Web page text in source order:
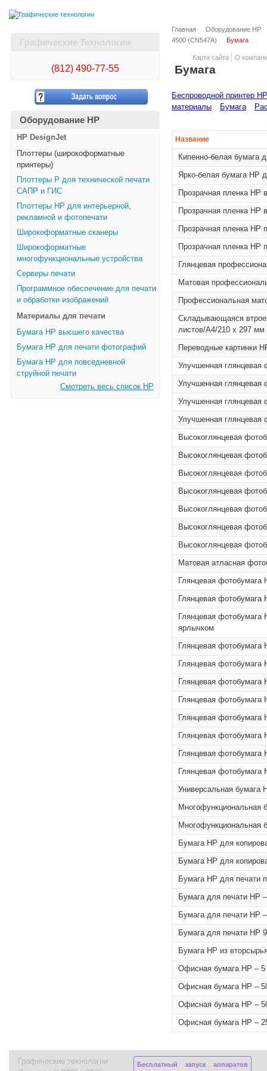
Карта сайта О
Графические Технологии
(812) 490-77-55
Оборудование HP
HP DesignJet
Плоттеры (широкоформатные
принтеры)
Плоттеры Р для технической печати
САПР и ГИС
Плоттеры НР для интерьерной,
рекламной и фотопечати
Широкоформатные сканеры
Широкоформатные
многофункциональные устройства
Серверы печати
Программное обеспечение для печати
и обработки изображений
Материалы для печати
Бумага HP высшего качества
Бумага HP для печати фотографий
Бумага HP для повседневной
струйной печати
Смотреть весь список HP
Главная
Оборудование HP
4500 (CN547A)
Бумага
Бумага
Беспроводной принтер
материалы
Бумага
Название
Кипенно-белая бумага
Ярко-белая бумага HP
Прозрачная пленка
Прозрачная пленка
Прозрачная пленка
Прозрачная пленка
Глянцевая
Матовая
Профессиональная
Складывающаяся втрое
листов/A4/210 x 297 мм
Переводные картинки
Улучшенная глянцевая
Улучшенная глянцевая
Улучшенная глянцевая
Улучшенная глянцевая
Высокоглянцевая
Высокоглянцевая
Высокоглянцевая
Высокоглянцевая
Высокоглянцевая
Высокоглянцевая
Высокоглянцевая
Матовая атласная
Глянцевая
Глянцевая
Глянцевая
ярлычком
Глянцевая
Глянцевая
Глянцевая
Глянцевая
Глянцевая
Глянцевая
Глянцевая
Глянцевая
Универсальная бумага
Многофункциональная
Многофункциональная
Бумага HP для
Бумага HP для
Бумага HP для печати
Бумага для печати HP
Бумага для печати HP
Бумага для печати HP
Бумага HP из
Офисная бумага HP – 5
Офисная бумага HP –
Офисная бумага HP –
Офисная бумага HP –
Графические технологии
Бесплатный запуск аппаратов